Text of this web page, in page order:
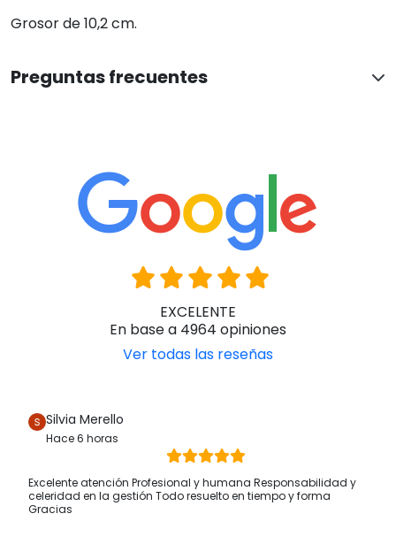
Grosor de 10,2 cm.
Preguntas frecuentes
EXCELENTE
En base a 4964 opiniones
Ver todas las reseñas
Silvia Merello
Hace 6 horas
Excelente atención Profesional y humana Responsabilidad y
celeridad en la gestión Todo resuelto en tiempo y forma
Gracias